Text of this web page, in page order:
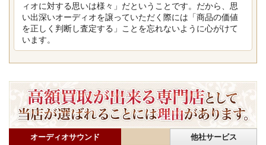
ィオに対する思いは様々」だということです。だから、思
い出深いオーディオを譲っていただく際には「商品の価値
を正しく判断し査定する」ことを忘れないように心がけて
います。
オーディオサウンド 他社サービス